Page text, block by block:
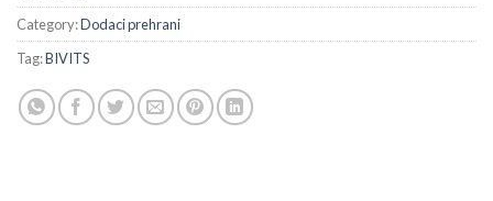
Category:Dodaci prehrani
Tag:BIVITS